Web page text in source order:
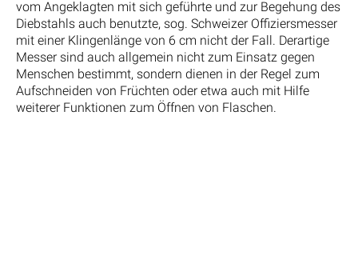
vom Angeklagten mit sich geführte und zur Begehung des
Diebstahls auch benutzte, sog. Schweizer Offiziersmesser
mit einer Klingenlänge von 6 cm nicht der Fall. Derartige
Messer sind auch allgemein nicht zum Einsatz gegen
Menschen bestimmt, sondern dienen in der Regel zum
Aufschneiden von Früchten oder etwa auch mit Hilfe
weiterer Funktionen zum Öffnen von Flaschen.